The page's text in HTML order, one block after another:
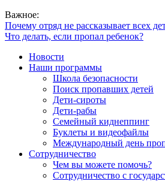
Важное:
Почему отряд не рассказывает всех
Что делать, если пропал ребенок?
Новости
Наши программы
Школа безопасности
Поиск пропавших детей
Дети-сироты
Дети-рабы
Семейный киднеппинг
Буклеты и видеофайлы
Международный день
Сотрудничество
Чем вы можете помочь?
Сотрудничество с